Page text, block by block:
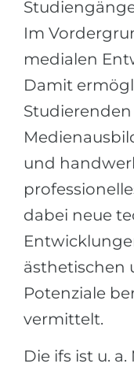
Im
medialen
Damit
und
dabei neue
ästhetischen
Potenziale
vermittelt.
Die ifs ist u.